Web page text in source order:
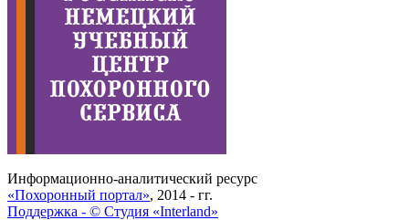
Информационно-аналитический ресурс
«Похоронный портал», 2014 - гг.
Поддержка - © Cтудия «Interland»